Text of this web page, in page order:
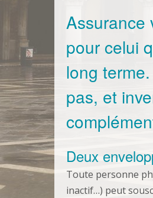
Assurance
pour celui
long
pas, et
Deux
Toute personne
inactif…) peut